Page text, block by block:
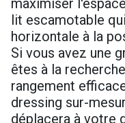
maximiser
lit escamotable
horizontale à la
Si vous avez une
êtes à la
rangement
dressing sur-
déplacera à votre